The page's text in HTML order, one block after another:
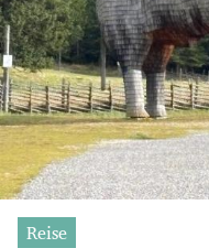
Reise